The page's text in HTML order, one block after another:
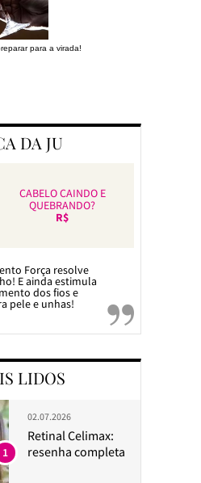
para a virada!
DA JU
CABELO CAINDO E
QUEBRANDO?
R$
Força resolve
E ainda estimula
dos fios e
pele e unhas!
LIDOS
02.07.2026
Retinal Celimax:
resenha completa
1